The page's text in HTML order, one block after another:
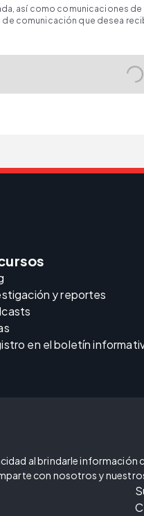
así como comunicaciones
comunicación que desea
y reportes
en el boletín
al brindarle
con nosotros y